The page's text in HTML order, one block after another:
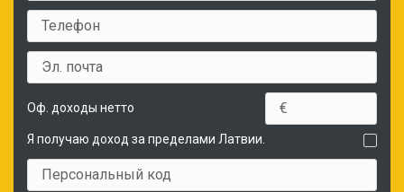
Оф. доходы нетто
Я получаю доход за пределами Латвии.